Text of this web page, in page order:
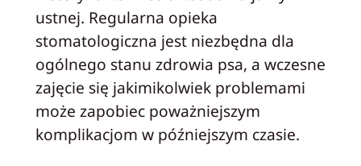
ustnej. Regularna opieka
stomatologiczna jest niezbędna dla
ogólnego stanu zdrowia psa, a wczesne
zajęcie się jakimikolwiek problemami
może zapobiec poważniejszym
komplikacjom w późniejszym czasie.